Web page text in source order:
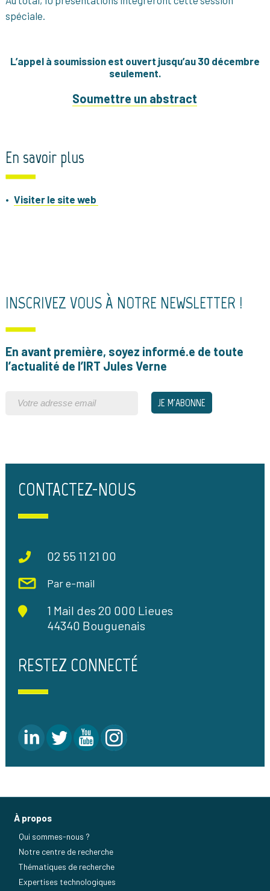
spéciale.
L’appel à soumission est ouvert jusqu’au 30 décembre
seulement.
Soumettre un abstract
En savoir plus
Visiter le site web
INSCRIVEZ VOUS À NOTRE NEWSLETTER !
En avant première, soyez informé.e de toute
l’actualité de l’IRT Jules Verne
CONTACTEZ-NOUS
02 55 11 21 00
Par e-mail
1 Mail des 20 000 Lieues
44340 Bouguenais
RESTEZ CONNECTÉ
À propos
Qui sommes-nous ?
Notre centre de recherche
Thématiques de recherche
Expertises technologiques